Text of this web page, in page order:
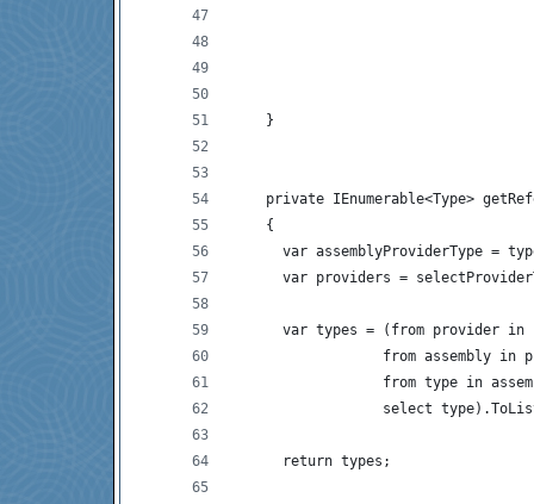
    }
private IEnumerable<Type>
    {
var assemblyProviderType =
var providers =
var types = (from provider in
from assembly in
from type in
select
      return types;